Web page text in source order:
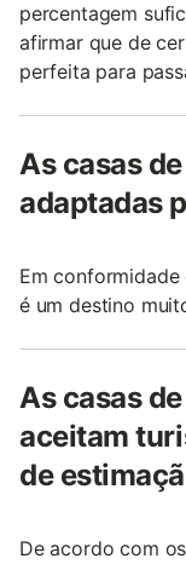
percentagem
afirmar que de
perfeita para
As casas
adaptadas
Em
é um destino
As casas
aceitam
de
De acordo com